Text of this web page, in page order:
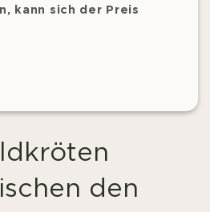
den
kann sich der Preis